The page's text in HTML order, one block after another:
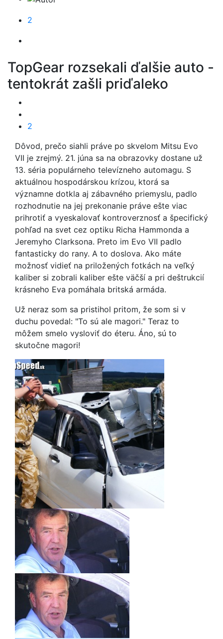
2
TopGear rozsekali ďalšie auto -
tentokrát zašli priďaleko
2
Dôvod, prečo siahli práve po skvelom Mitsu Evo
VII je zrejmý. 21. júna sa na obrazovky dostane už
13. séria populárneho televízneho automagu. S
aktuálnou hospodárskou krízou, ktorá sa
významne dotkla aj zábavného priemyslu, padlo
rozhodnutie na jej prekonanie práve ešte viac
prihrotiť a vyeskalovať kontroverznosť a špecifický
pohľad na svet cez optiku Richa Hammonda a
Jeremyho Clarksona. Preto im Evo VII padlo
fantasticky do rany. A to doslova. Ako máte
možnosť vidieť na priložených fotkách na veľký
kaliber si zobrali kaliber ešte väčší a pri deštrukcií
krásneho Eva pomáhala britská armáda.
Už neraz som sa pristihol pritom, že som si v
duchu povedal: "To sú ale magori." Teraz to
môžem smelo vysloviť do éteru. Áno, sú to
skutočne magori!